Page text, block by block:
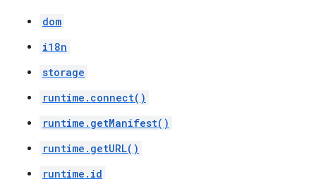
dom
i18n
storage
runtime.connect()
runtime.getManifest()
runtime.getURL()
runtime.id